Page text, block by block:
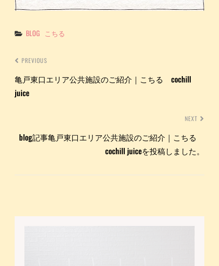
Categories
BLOG こちる
PREVIOUS
亀戸東口エリア公共施設のご紹介｜こちる cochill
juice
NEXT
blog記事亀戸東口エリア公共施設のご紹介｜こちる
cochill juiceを投稿しました。